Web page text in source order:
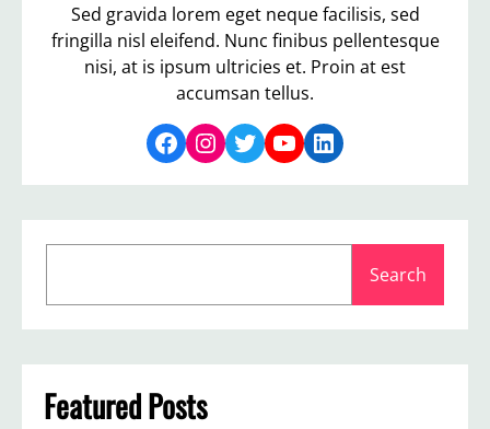
で
は
カ
レ
が
好
鳥
肉
す
ぎ
！
Sed gravida lorem eget neque facilisis, sed
fringilla nisl eleifend. Nunc finibus pellentesque
nisi, at is ipsum ultricies et. Proin at est
accumsan tellus.
Facebook Instagram Twitter YouTube LinkedIn
a
r
c
h
Search
Featured Posts